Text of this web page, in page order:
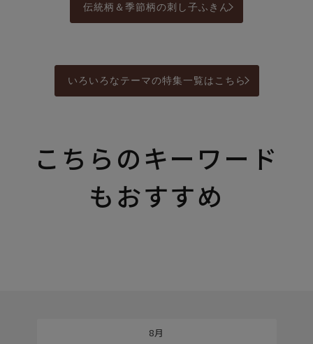
伝統柄＆季節柄の刺し子ふきん
いろいろなテーマの特集一覧はこちら
こちらのキーワード
もおすすめ
8月